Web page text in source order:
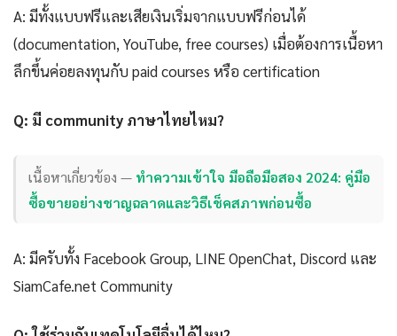
A: มีทั้งแบบฟรีและเสียเงินเริ่มจากแบบฟรีก่อนได้
(documentation, YouTube, free courses) เมื่อต้องการเนื้อหา
ลึกขึ้นค่อยลงทุนกับ paid courses หรือ certification
Q: มี community ภาษาไทยไหม?
เนื้อหาเกี่ยวข้อง — ทำความเข้าใจ มือถือมือสอง 2024: คู่มือ
ซื้อขายอย่างชาญฉลาดและวิธีเช็คสภาพก่อนซื้อ
A: มีครับทั้ง Facebook Group, LINE OpenChat, Discord และ
SiamCafe.net Community